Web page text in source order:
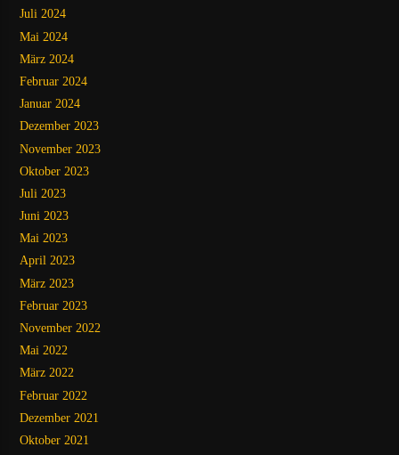
Juli 2024
Mai 2024
März 2024
Februar 2024
Januar 2024
Dezember 2023
November 2023
Oktober 2023
Juli 2023
Juni 2023
Mai 2023
April 2023
März 2023
Februar 2023
November 2022
Mai 2022
März 2022
Februar 2022
Dezember 2021
Oktober 2021